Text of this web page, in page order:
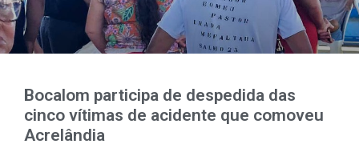
Bocalom participa de despedida das
cinco vítimas de acidente que comoveu
Acrelândia